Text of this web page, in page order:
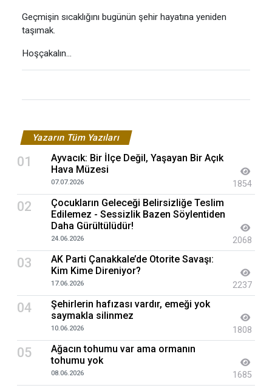
Geçmişin sıcaklığını bugünün şehir hayatına yeniden
taşımak.
Hoşçakalın…
Yazarın Tüm Yazıları
01
Ayvacık: Bir İlçe Değil, Yaşayan Bir Açık
Hava Müzesi
07.07.2026 1854
02
Çocukların Geleceği Belirsizliğe Teslim
Edilemez - Sessizlik Bazen Söylentiden
Daha Gürültülüdür!
24.06.2026 2068
03
AK Parti Çanakkale’de Otorite Savaşı:
Kim Kime Direniyor?
17.06.2026 2237
04
Şehirlerin hafızası vardır, emeği yok
saymakla silinmez
10.06.2026 1808
05
Ağacın tohumu var ama ormanın
tohumu yok
08.06.2026 1685